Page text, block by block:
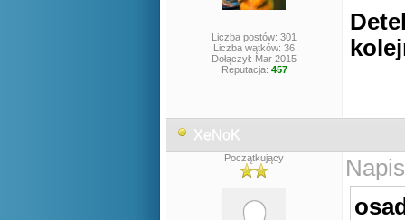
Liczba postów: 301
Liczba wątków: 36
Dołączył: Mar 2015
Reputacja: 457
XeNoK
Początkujący